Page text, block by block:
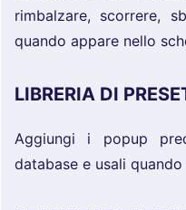
rimbalzare, scorrere,
quando appare nello
LIBRERIA DI
Aggiungi i popup
database e usali